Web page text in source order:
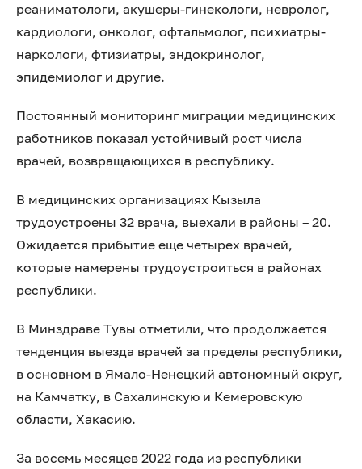
реаниматологи, акушеры-гинекологи, невролог,
кардиологи, онколог, офтальмолог, психиатры-
наркологи, фтизиатры, эндокринолог,
эпидемиолог и другие.
Постоянный мониторинг миграции медицинских
работников показал устойчивый рост числа
врачей, возвращающихся в республику.
В медицинских организациях Кызыла
трудоустроены 32 врача, выехали в районы – 20.
Ожидается прибытие еще четырех врачей,
которые намерены трудоустроиться в районах
республики.
В Минздраве Тувы отметили, что продолжается
тенденция выезда врачей за пределы республики,
в основном в Ямало-Ненецкий автономный округ,
на Камчатку, в Сахалинскую и Кемеровскую
области, Хакасию.
За восемь месяцев 2022 года из республики